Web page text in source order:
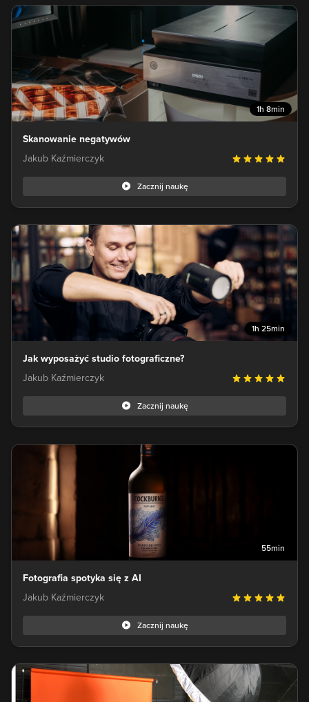
1h 8min
Skanowanie negatywów
Jakub Kaźmierczyk
Zacznij naukę
1h 25min
Jak wyposażyć studio fotograficzne?
Jakub Kaźmierczyk
Zacznij naukę
55min
Fotografia spotyka się z AI
Jakub Kaźmierczyk
Zacznij naukę